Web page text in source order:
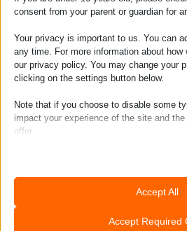
Wat je gaat doen en leren
Je doet je stage dus bij de
Kiteboardschool.nl, maar
begeleidt je op inhoudelijk
stage is natuurlijk dat je hier
dat niet alleen. Je mag ook
krijgen. Je zal front- en
werkzaamheden verrichten
verantwoordelijk zijn voor
consent from your parent or guardian for
Your privacy is important to us. You can
any time. For more information about how
our privacy policy. You may change your
clicking on the settings button below.
Note that if you choose to disable some
impact your experience of the site and
offer.
Essential cookies and services enable
necessary for the proper functioning of
Show details
Accept All
Accept Required